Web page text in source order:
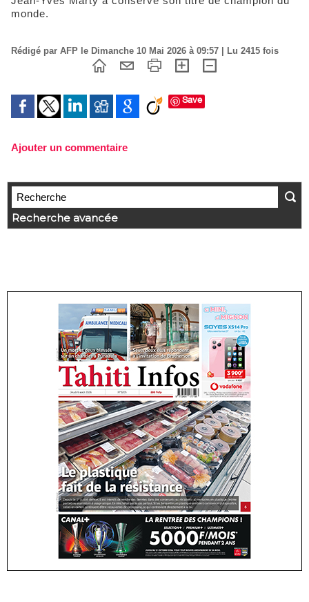
monde.
Rédigé par AFP le Dimanche 10 Mai 2026 à 09:57 | Lu 2415 fois
Save
Ajouter un commentaire
Recherche avancée